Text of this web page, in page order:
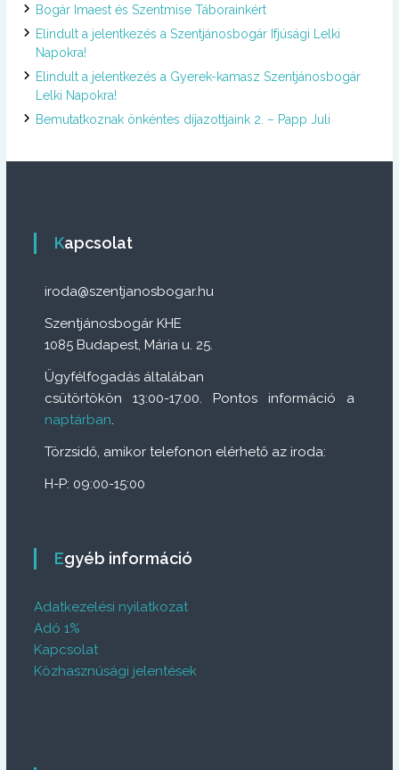
:
Bogár Imaest és Szentmise Táborainkért
Elindult a jelentkezés a Szentjánosbogár Ifjúsági Lelki
Napokra!
Elindult a jelentkezés a Gyerek-kamasz Szentjánosbogár
Lelki Napokra!
Bemutatkoznak önkéntes díjazottjaink 2. – Papp Juli
Kapcsolat
iroda@szentjanosbogar.hu
Szentjánosbogár KHE
1085 Budapest, Mária u. 25.
Ügyfélfogadás általában
csütörtökön 13:00-17.00. Pontos információ a
naptárban.
Törzsidő, amikor telefonon elérhető az iroda:
H-P: 09:00-15:00
Egyéb információ
Adatkezelési nyilatkozat
Adó 1%
Kapcsolat
Közhasznúsági jelentések